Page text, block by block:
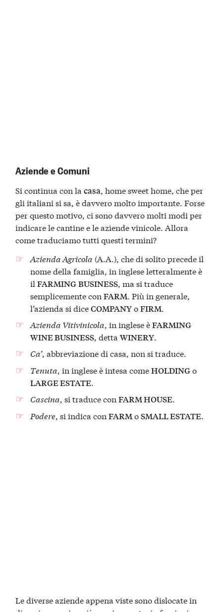
Aziende e Comuni
Si continua con lacasa, home sweet home, che per
gli italiani si sa, è davvero molto importante. Forse
per questo motivo, ci sono davvero molti modi per
indicare le cantine e le aziende vinicole. Allora
come traduciamo tutti questi termini?
Azienda Agricola (A.A.), che di solito precede il
nome della famiglia, in inglese letteralmente è
il FARMINGBUSINESS, ma si traduce
semplicemente con FARM. Più in generale,
l’azienda si diceCOMPANYoFIRM.
Azienda Vitivinicola, in inglese èFARMING
WINE BUSINESS, detta WINERY.
Ca’, abbreviazione di casa, non si traduce.
Tenuta, in inglese è intesa comeHOLDINGo
LARGE ESTATE.
Cascina, si traduce con FARM HOUSE.
Podere, si indica con FARMoSMALL ESTATE.
Le diverse aziende appena viste sono dislocate in